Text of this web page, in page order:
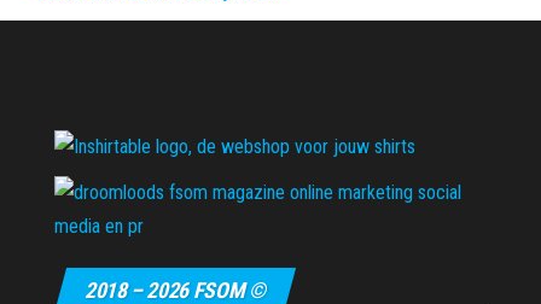
2018 – 2026 FSOM ©